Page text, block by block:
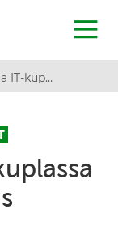
MENU
Itkun partaalla IT-kuplassa – Ilkka Lavas